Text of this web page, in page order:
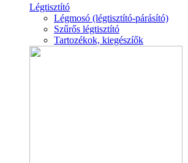
Légtisztító
Légmosó (légtisztító-párásító)
Szűrős légtisztító
Tartozékok, kiegészíők